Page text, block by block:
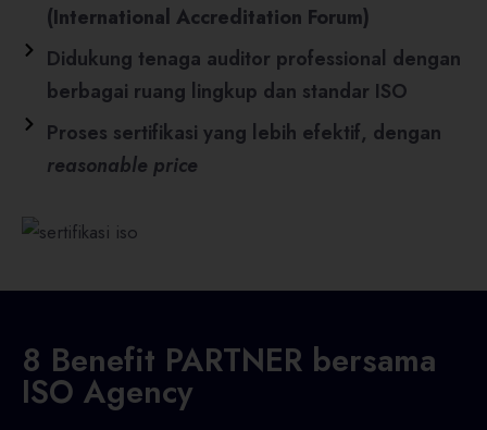
(International Accreditation Forum)
Didukung tenaga auditor professional dengan
berbagai ruang lingkup dan standar ISO
Proses sertifikasi yang lebih efektif, dengan
reasonable price
8 Benefit PARTNER bersama
ISO Agency